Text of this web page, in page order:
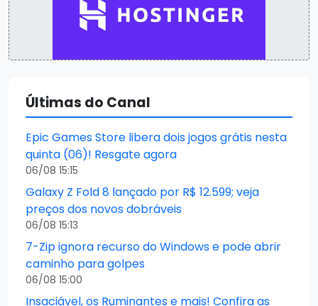
Últimas do Canal
Epic Games Store libera dois jogos grátis nesta
quinta (06)! Resgate agora
06/08 15:15
Galaxy Z Fold 8 lançado por R$ 12.599; veja
preços dos novos dobráveis
06/08 15:13
7-Zip ignora recurso do Windows e pode abrir
caminho para golpes
06/08 15:00
Insaciável, os Ruminantes e mais! Confira as